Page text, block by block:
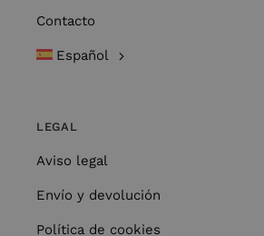
Contacto
Español
LEGAL
Aviso legal
Envío y devolución
Política de cookies